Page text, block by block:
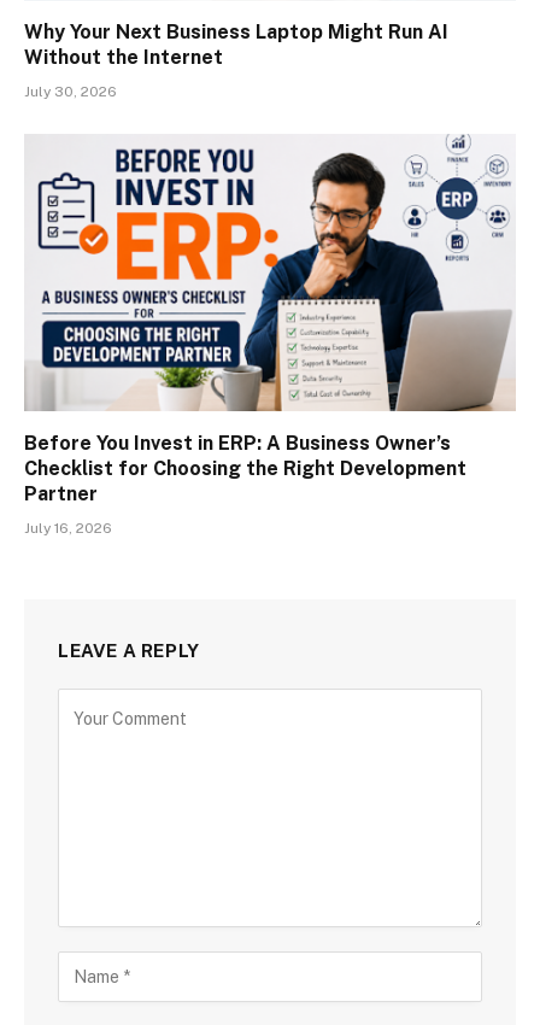
Why Your Next Business Laptop Might Run AI
Without the Internet
July 30, 2026
Before You Invest in ERP: A Business Owner’s
Checklist for Choosing the Right Development
Partner
July 16, 2026
LEAVE A REPLY